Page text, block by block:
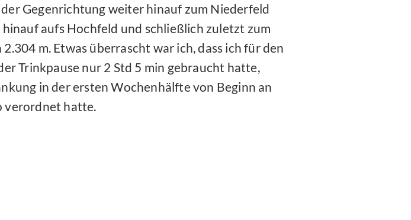
Gegenrichtung weiter hinauf zum Niederfeld
hinauf aufs Hochfeld und schließlich zuletzt zum
m. Etwas überrascht war ich, dass ich für den
Trinkpause nur 2 Std 5 min gebraucht hatte,
in der ersten Wochenhälfte von Beginn an
verordnet hatte.